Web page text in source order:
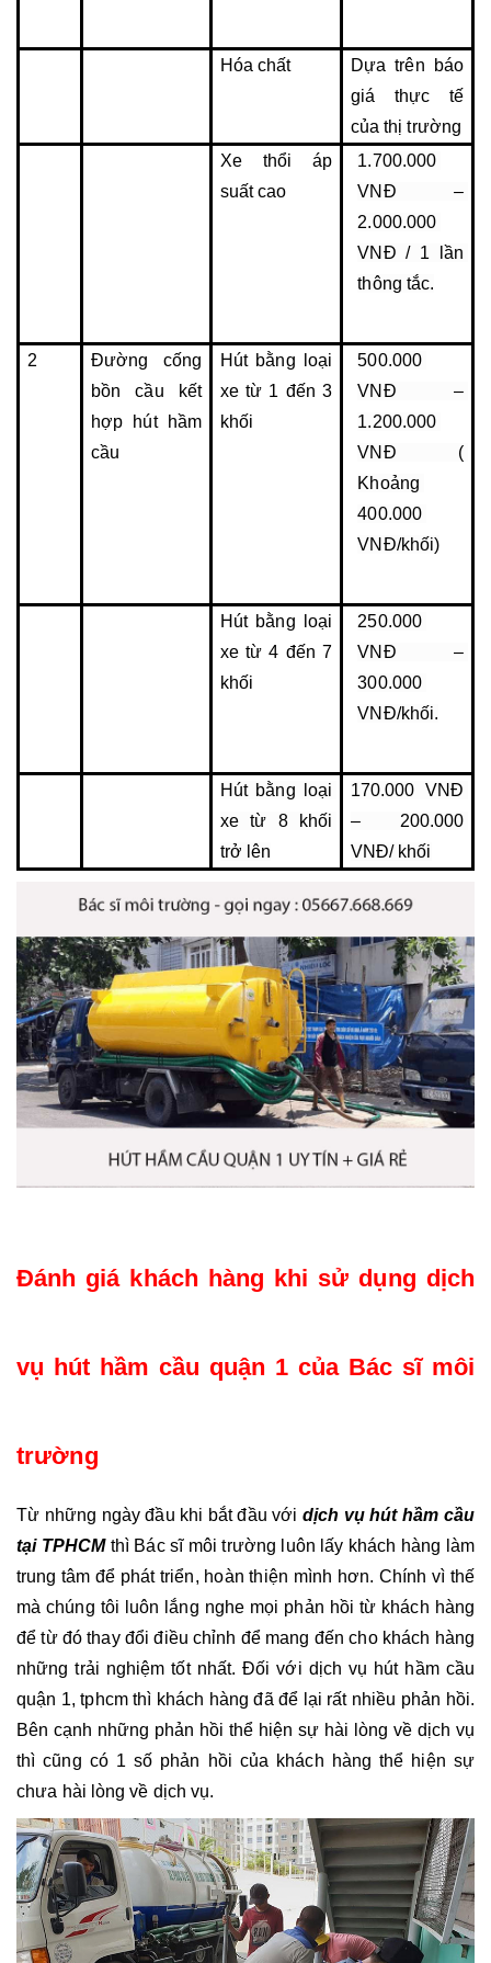
Hóa chất
Dựa trên báo
giá thực tế
của thị trường
Xe thổi áp
suất cao
1.700.000
VNĐ –
2.000.000
VNĐ / 1 lần
thông tắc.
2
Đường cống
bồn cầu kết
hợp hút hầm
cầu
Hút bằng loại
xe từ 1 đến 3
khối
500.000
VNĐ –
1.200.000
VNĐ (
Khoảng
400.000
VNĐ/khối)
Hút bằng loại
xe từ 4 đến 7
khối
250.000
VNĐ –
300.000
VNĐ/khối.
Hút bằng loại
xe từ 8 khối
trở lên
170.000 VNĐ
– 200.000
VNĐ/ khối
Đánh giá khách hàng khi sử dụng dịch
vụ hút hầm cầu quận 1 của Bác sĩ môi
trường
Từ những ngày đầu khi bắt đầu với dịch vụ hút hầm cầu
tại TPHCM thì Bác sĩ môi trường luôn lấy khách hàng làm
trung tâm để phát triển, hoàn thiện mình hơn. Chính vì thế
mà chúng tôi luôn lắng nghe mọi phản hồi từ khách hàng
để từ đó thay đổi điều chỉnh để mang đến cho khách hàng
những trải nghiệm tốt nhất. Đối với dịch vụ hút hầm cầu
quận 1, tphcm thì khách hàng đã để lại rất nhiều phản hồi.
Bên cạnh những phản hồi thể hiện sự hài lòng về dịch vụ
thì cũng có 1 số phản hồi của khách hàng thể hiện sự
chưa hài lòng về dịch vụ.